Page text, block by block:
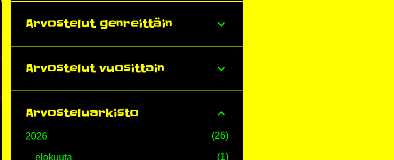
Arvostelut genreittäin
Arvostelut vuosittain
Arvosteluarkisto
2026 26
elokuuta 1